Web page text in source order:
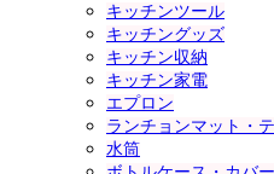
キッチンツール
キッチングッズ
キッチン収納
キッチン家電
エプロン
ランチョンマット・
水筒